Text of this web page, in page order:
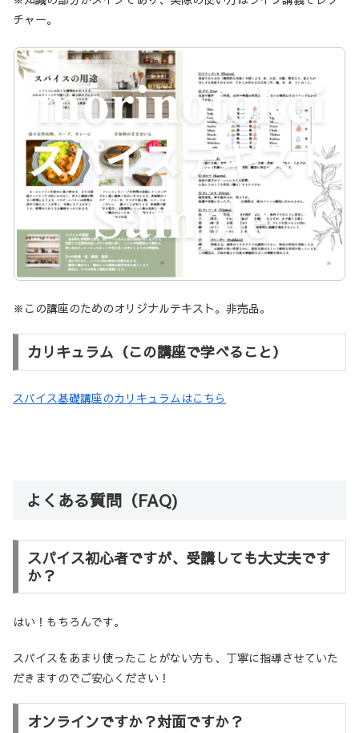
チャー。
※この講座のためのオリジナルテキスト。非売品。
カリキュラム（この講座で学べること）
スパイス基礎講座のカリキュラムはこちら
よくある質問（FAQ)
スパイス初心者ですが、受講しても大丈夫です
か？
はい！もちろんです。
スパイスをあまり使ったことがない方も、丁寧に指導させていた
だきますのでご安心ください！
オンラインですか？対面ですか？